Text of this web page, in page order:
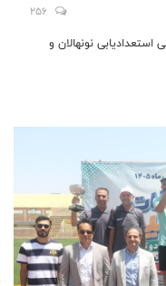
256
نونهالان و